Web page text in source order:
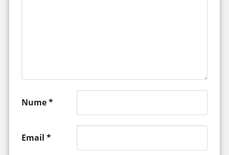
Nume*
Email *